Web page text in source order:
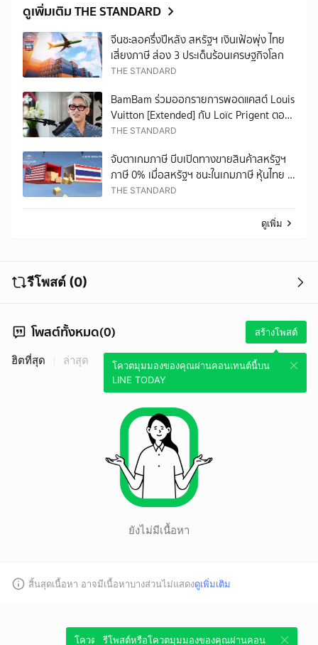
ดูเพิ่มเติม THE STANDARD
จีนชะลอครึ่งปีหลัง สหรัฐฯ เงินเฟ้อพุ่ง ไทย
เสี่ยงภาษี ส่อง 3 ประเด็นร้อนเศรษฐกิจโลก
THE STANDARD
BamBam ร่วมออกรายการพอดแคสต์ Louis
Vuitton [Extended] กับ Loïc Prigent ตอน
ล่าสุด
THE STANDARD
จับตาเกมภาษี บีบเปิดทางขายสินค้าสหรัฐฯ
ภาษี 0% เมื่อสหรัฐฯ ชนะในเกมภาษี หุ้นไทย –
หุ้นโลกไปทางไหน
THE STANDARD
ดูเพิ่ม
รีโพสต์ (0)
โพสต์ทั้งหมด(0) สร้างโพสต์
โควตมุมมองของคุณผ่านคอนเทนต์นี้บน
LINE TODAY
ฮิตที่สุด ล่าสุด
ยังไม่มีเนื้อหา
สิ้นสุดเนื้อหา อาจมีเนื้อหาบางส่วนไม่แสดงดูเพิ่มเติม
โควตมุมมองของคุณผ่านคอนเทนต์นี้บน
รีโพสต์หรือโควตมุมมองของคุณผ่านคอน